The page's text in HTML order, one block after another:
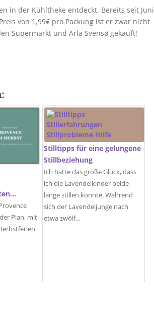
in der Kühltheke entdeckt. Bereits seit Juni
von 1,99€ pro Packung ist er zwar nicht
Supermarkt und Arla Svensø gekauft!
Plan, mit
Stilltipps für eine gelungene
Stillbeziehung
Ich hatte das große Glück, dass
ich die Lavendelkinder beide
lange stillen konnte. Während
sich der Lavendeljunge nach
etwa zwölf…